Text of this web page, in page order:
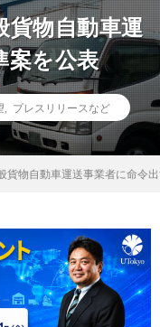
貨物自動車運
案を公表
プレスリリースなど
貨物自動車運送事業者に命令